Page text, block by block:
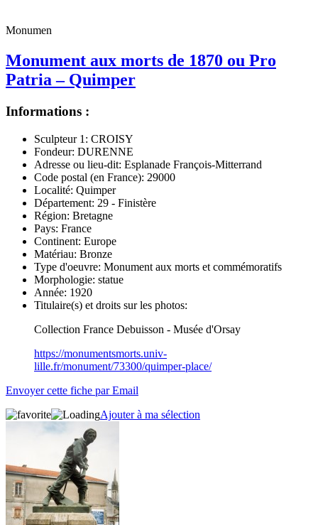
Monumen
Monument aux morts de 1870 ou Pro
Patria – Quimper
Informations :
Sculpteur 1: CROISY
Fondeur: DURENNE
Adresse ou lieu-dit: Esplanade François-Mitterrand
Code postal (en France): 29000
Localité: Quimper
Département: 29 - Finistère
Région: Bretagne
Pays: France
Continent: Europe
Matériau: Bronze
Type d'oeuvre: Monument aux morts et commémoratifs
Morphologie: statue
Année: 1920
Titulaire(s) et droits sur les photos:
Collection France Debuisson - Musée d'Orsay
https://monumentsmorts.univ-
lille.fr/monument/73300/quimper-place/
Envoyer cette fiche par Email
Ajouter à ma sélection